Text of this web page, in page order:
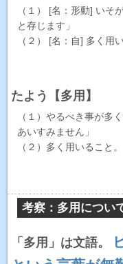
（１） [名：形動] いそ
と存じます」
（２） [名：自] 多く用
たよう【多用】
（１）やるべき事が多
あいすみません」
（２）多く用いること
考察：多用につい
「多用」は文語。